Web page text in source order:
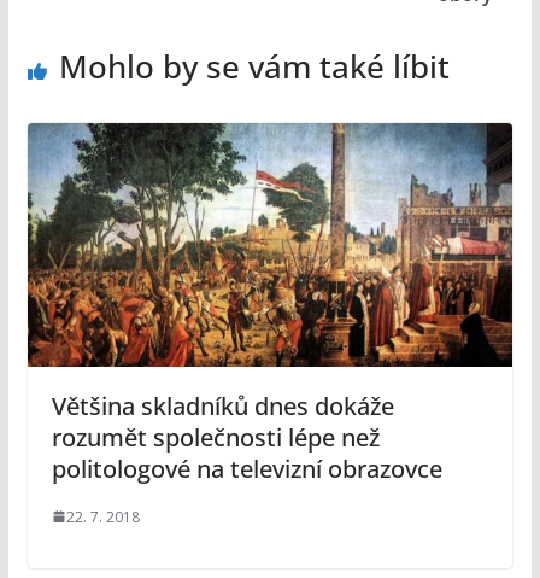
Mohlo by se vám také líbit
Většina skladníků dnes dokáže
rozumět společnosti lépe než
politologové na televizní obrazovce
22. 7. 2018